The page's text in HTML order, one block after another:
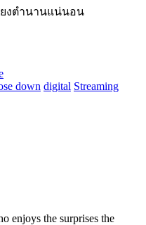
ยงตำนานแน่นอน
down digital Streaming
enjoys the surprises the